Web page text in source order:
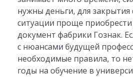
нужны деньги, для закрытия
ситуации проще
документ фабрики Гознак.
с нюансами будущей
необходимые правила, то
годы на обучение в